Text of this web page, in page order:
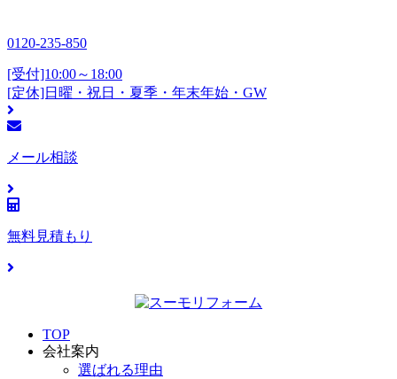
0120-235-850
[受付]10:00～18:00
[定休]日曜・祝日・夏季・年末年始・GW
メール相談
無料見積もり
TOP
会社案内
選ばれる理由